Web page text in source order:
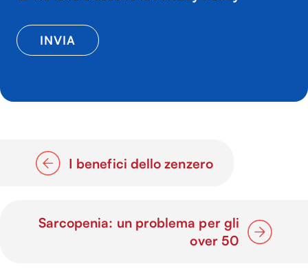
I benefici dello zenzero
Sarcopenia: un problema per gli
over 50